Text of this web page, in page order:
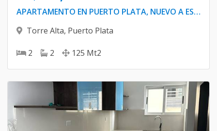
APARTAMENTO EN PUERTO PLATA, NUEVO A ESTRENAR
Torre Alta, Puerto Plata
2 2 125 Mt2